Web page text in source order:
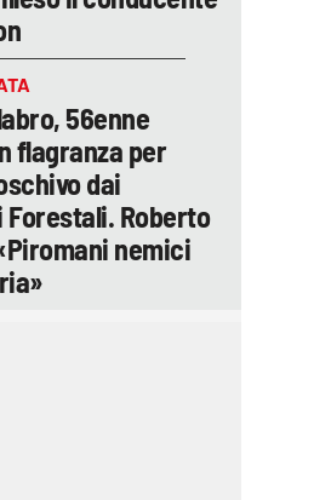
56enne
flagranza per
dai
Roberto
nemici